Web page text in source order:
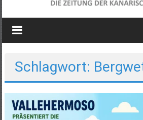
Wochenblatt
die
Kanarischen
Inseln
Schlagwort: